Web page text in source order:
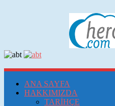
ANA SAYFA
HAKKIMIZDA
TARİHÇE